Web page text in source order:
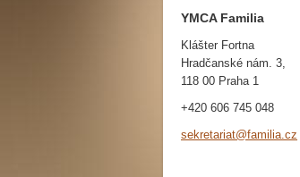
YMCA Familia
Klášter Fortna
Hradčanské nám. 3,
118 00 Praha 1
+420 606 745 048
sekretariat@fami lia.cz